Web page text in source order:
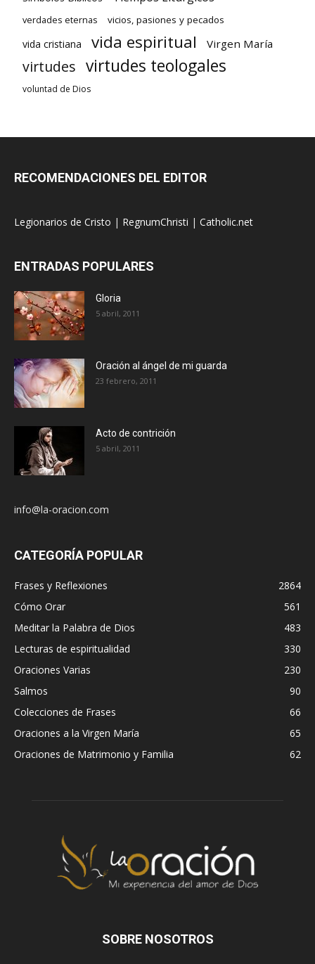
verdades eternas vicios, pasiones y pecados
vida cristiana vida espiritual Virgen María
virtudes virtudes teologales
voluntad de Dios
RECOMENDACIONES DEL EDITOR
Legionarios de Cristo | RegnumChristi | Catholic.net
ENTRADAS POPULARES
Gloria
5 abril, 2011
Oración al ángel de mi guarda
23 febrero, 2011
Acto de contrición
5 abril, 2011
info@la-oracion.com
CATEGORÍA POPULAR
Frases y Reflexiones
2864
Cómo Orar
561
Meditar la Palabra de Dios
483
Lecturas de espiritualidad
330
Oraciones Varias
230
Salmos
90
Colecciones de Frases
66
Oraciones a la Virgen María
65
Oraciones de Matrimonio y Familia
62
SOBRE NOSOTROS